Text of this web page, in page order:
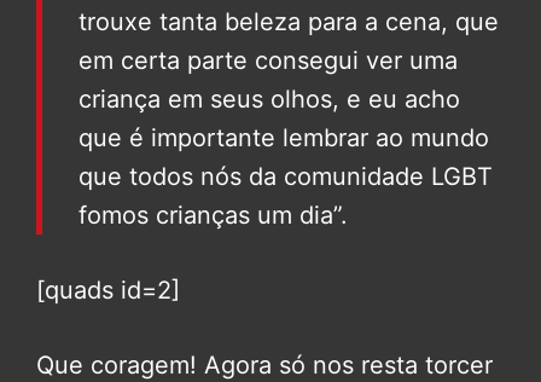
trouxe tanta beleza para a cena, que
em certa parte consegui ver uma
criança em seus olhos, e eu acho
que é importante lembrar ao mundo
que todos nós da comunidade LGBT
fomos crianças um dia”.
[quads id=2]
Que coragem! Agora só nos resta torcer